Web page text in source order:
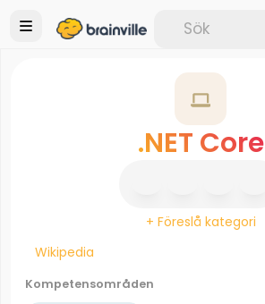
.NET Core
+ Föreslå kategori
Wikipedia
Kompetensområden